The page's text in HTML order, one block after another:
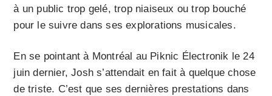
à un public trop gelé, trop niaiseux ou trop bouché
pour le suivre dans ses explorations musicales.
En se pointant à Montréal au Piknic Électronik le 24
juin dernier, Josh s’attendait en fait à quelque chose
de triste. C’est que ses dernières prestations dans